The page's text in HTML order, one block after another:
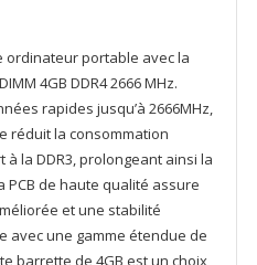
ordinateur portable avec la
4GB DDR4 2666 MHz.
rapides jusqu’à 2666MHz,
réduit la consommation
la DDR3, prolongeant ainsi la
PCB de haute qualité assure
et une stabilité
avec une gamme étendue de
barrette de 4GB est un choix